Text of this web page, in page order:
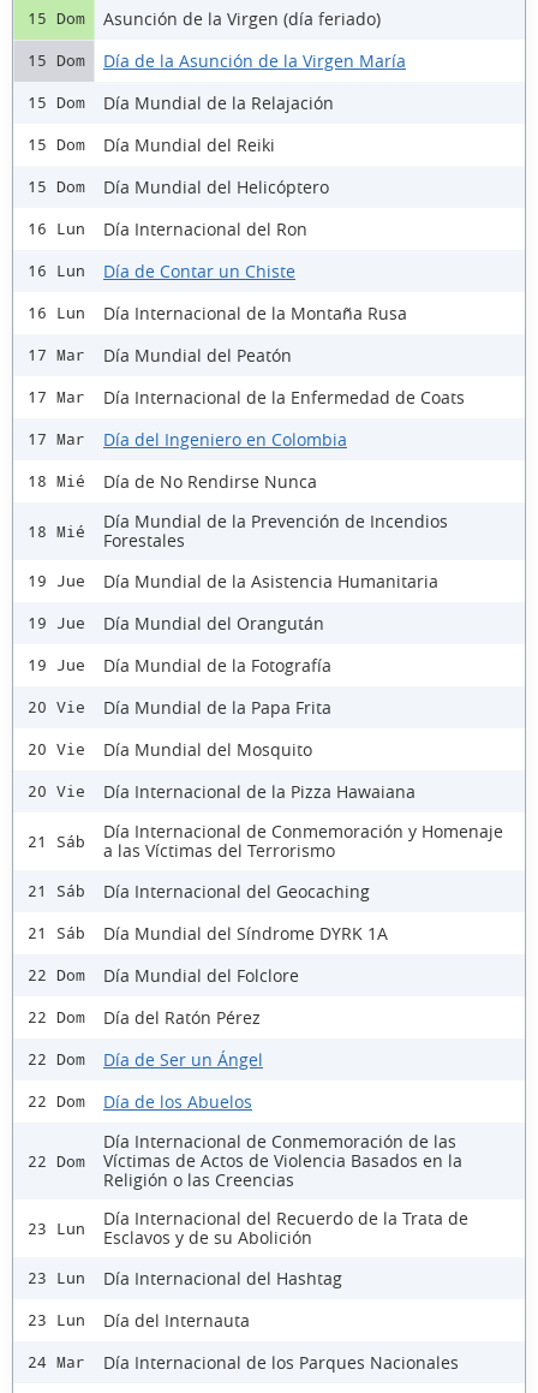
15 Dom Asunción de la Virgen (día feriado)
15 Dom Día de la Asunción de la Virgen María
15 Dom Día Mundial de la Relajación
15 Dom Día Mundial del Reiki
15 Dom Día Mundial del Helicóptero
16 Lun Día Internacional del Ron
16 Lun Día de Contar un Chiste
16 Lun Día Internacional de la Montaña Rusa
17 Mar Día Mundial del Peatón
17 Mar Día Internacional de la Enfermedad de Coats
17 Mar Día del Ingeniero en Colombia
18 Mié Día de No Rendirse Nunca
18 Mié
Día Mundial de la Prevención de Incendios
Forestales
19 Jue Día Mundial de la Asistencia Humanitaria
19 Jue Día Mundial del Orangután
19 Jue Día Mundial de la Fotografía
20 Vie Día Mundial de la Papa Frita
20 Vie Día Mundial del Mosquito
20 Vie Día Internacional de la Pizza Hawaiana
21 Sáb
Día Internacional de Conmemoración y Homenaje
a las Víctimas del Terrorismo
21 Sáb Día Internacional del Geocaching
21 Sáb Día Mundial del Síndrome DYRK 1A
22 Dom Día Mundial del Folclore
22 Dom Día del Ratón Pérez
22 Dom Día de Ser un Ángel
22 Dom Día de los Abuelos
22 Dom
Día Internacional de Conmemoración de las
Víctimas de Actos de Violencia Basados en la
Religión o las Creencias
23 Lun
Día Internacional del Recuerdo de la Trata de
Esclavos y de su Abolición
23 Lun Día Internacional del Hashtag
23 Lun Día del Internauta
24 Mar Día Internacional de los Parques Nacionales